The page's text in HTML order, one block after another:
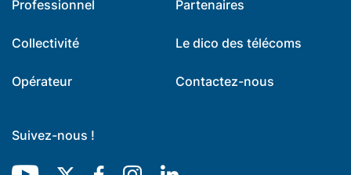
Professionnel Partenaires
Collectivité Le dico des télécoms
Opérateur Contactez-nous
Suivez-nous !